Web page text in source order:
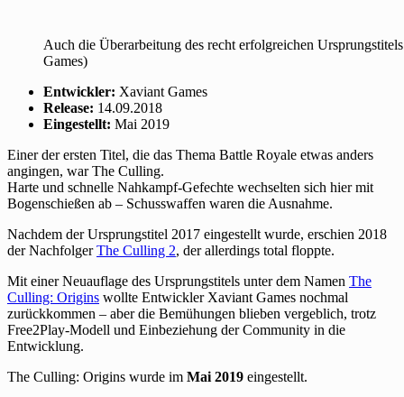
Auch die Überarbeitung des recht erfolgreichen
Games)
Entwickler: Xaviant Games
Release: 14.09.2018
Eingestellt: Mai 2019
Einer der ersten Titel, die das Thema Battle Royale etwas anders
angingen, war The Culling.
Harte und schnelle Nahkampf-Gefechte wechselten sich hier mit
Bogenschießen ab – Schusswaffen waren die Ausnahme.
Nachdem der Ursprungstitel 2017 eingestellt wurde, erschien 2018
der NachfolgerThe Culling 2, der allerdings total floppte.
Mit einer Neuauflage des Ursprungstitels unter dem Namen The
Culling: Origins wollte Entwickler Xaviant Games nochmal
zurückkommen – aber die Bemühungen blieben vergeblich, trotz
Free2Play-Modell und Einbeziehung der Community in die
Entwicklung.
The Culling: Origins wurde im Mai 2019 eingestellt.